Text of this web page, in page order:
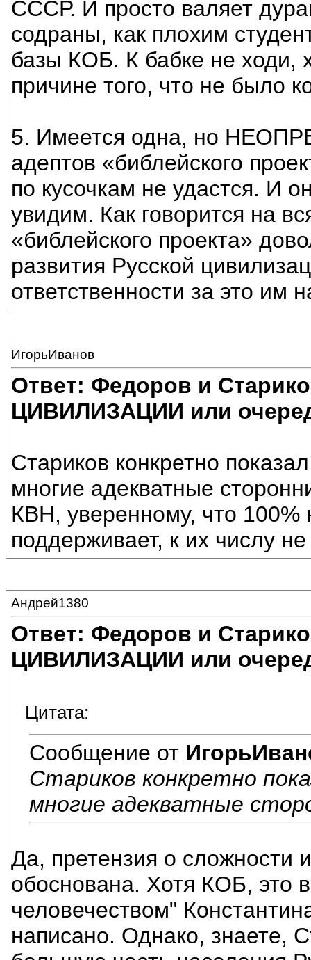
СССР. И просто валяет
содраны, как плохим
базы КОБ. К бабке не ходи,
причине того, что не было
5. Имеется одна, но
адептов «библейского
по кусочкам не удастся. И
увидим. Как говорится на
«библейского проекта»
развития Русской
ответственности за это им
ИгорьИванов
Ответ: Федоров и
ЦИВИЛИЗАЦИИ или
Стариков конкретно
многие адекватные
КВН, уверенному, что
поддерживает, к их числу
Андрей1380
Ответ: Федоров и
ЦИВИЛИЗАЦИИ или
Цитата:
Сообщение от
Стариков конкретно
многие адекватные
Да, претензия о
обоснована. Хотя КОБ, это
человечеством"
написано. Однако, знаете,